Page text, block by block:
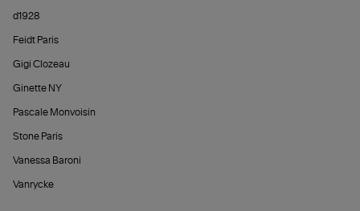
d1928
Feidt Paris
Gigi Clozeau
Ginette NY
Pascale Monvoisin
Stone Paris
Vanessa Baroni
Vanrycke